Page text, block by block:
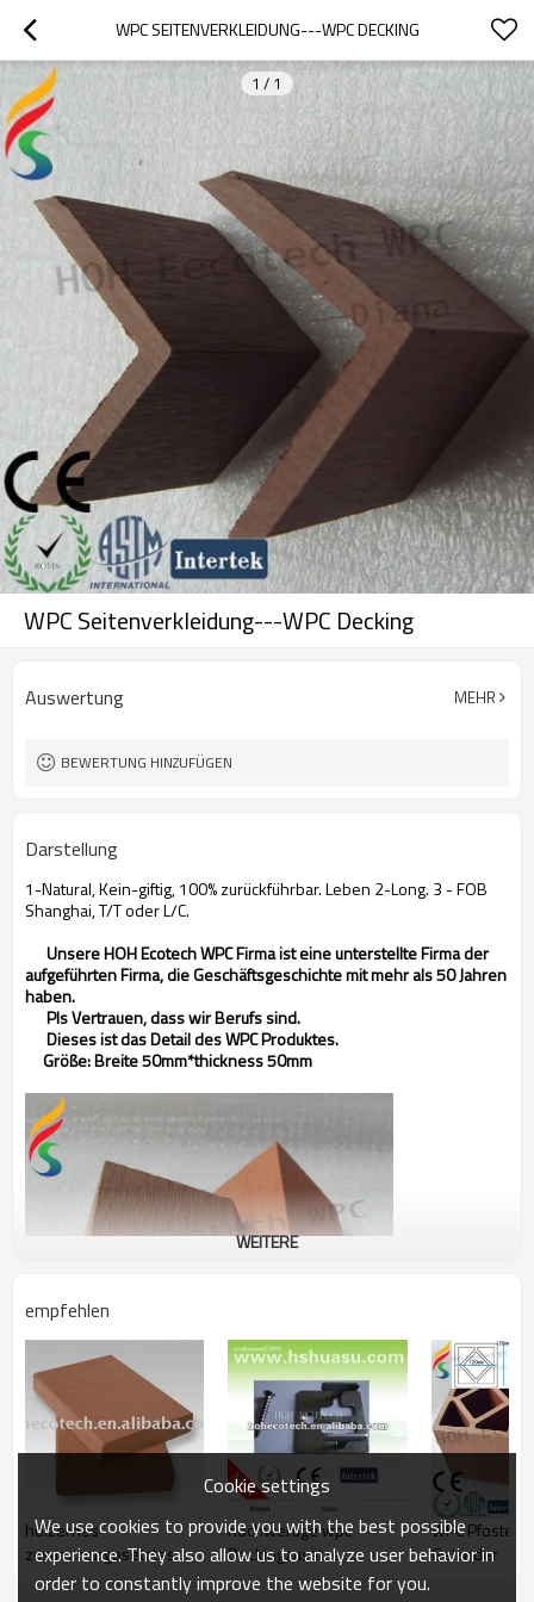
WPC SEITENVERKLEIDUNG---WPC DECKING
1 / 1
WPC Seitenverkleidung---WPC Decking
Auswertung MEHR
BEWERTUNG HINZUFÜGEN
Darstellung
1-Natural, Kein-giftig, 100% zurückführbar. Leben 2-Long. 3 - FOB
Shanghai, T/T oder L/C.
Unsere HOH Ecotech WPC Firma ist eine unterstellte Firma der
aufgeführten Firma, die Geschäftsgeschichte mit mehr als 50 Jahren
haben.
Pls Vertrauen, dass wir Berufs sind.
Dieses ist das Detail des WPC Produktes.
Größe: Breite 50mm*thickness 50mm
WEITERE
empfehlen
hölzernes
zusammengesetztes
Fechtenplastikmaterial
hochwertige wpc
Deckingzusätze,
Edelstahlclips
WPC
Geländer
Cookie settings
We use cookies to provide you with the best possible
experience. They also allow us to analyze user behavior in
order to constantly improve the website for you.